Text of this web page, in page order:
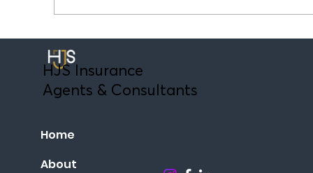
HJS Insurance
Agents & Consultants
Home
About